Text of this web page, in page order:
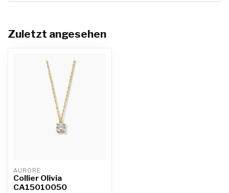
Zuletzt angesehen
AURORE
Collier Olivia
CA15010050